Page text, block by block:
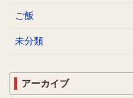
ご飯
未分類
アーカイブ